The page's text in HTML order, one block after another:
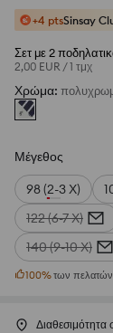
+4 ptsSinsay
Σετ με 2
2,00 EUR /1 τμχ
Χρώμα:
Μέγεθος
98 (2-3 Χ)
122 (6-7 Χ)
140 (9-10 Χ)
100%των πελατών
Διαθεσιμότητα